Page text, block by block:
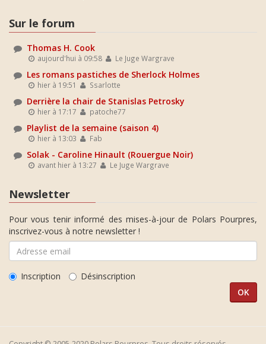
Sur le forum
Thomas H. Cook
aujourd'hui à 09:58 Le Juge Wargrave
Les romans pastiches de Sherlock Holmes
hier à 19:51 Ssarlotte
Derrière la chair de Stanislas Petrosky
hier à 17:17 patoche77
Playlist de la semaine (saison 4)
hier à 13:03 Fab
Solak - Caroline Hinault (Rouergue Noir)
avant hier à 13:27 Le Juge Wargrave
Newsletter
Pour vous tenir informé des mises-à-jour de Polars Pourpres,
inscrivez-vous à notre newsletter !
Inscription Désinscription